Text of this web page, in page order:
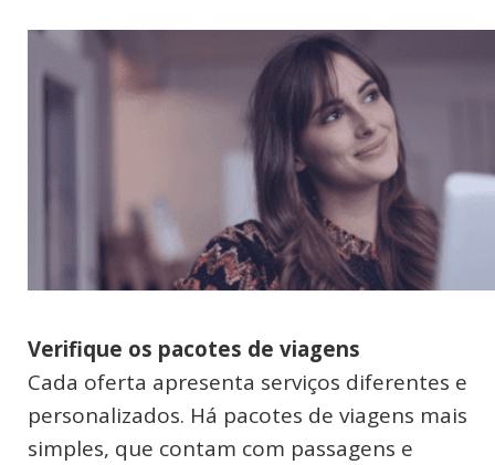
Verifique os pacotes de viagens
Cada oferta apresenta serviços diferentes e
personalizados. Há pacotes de viagens mais
simples, que contam com passagens e